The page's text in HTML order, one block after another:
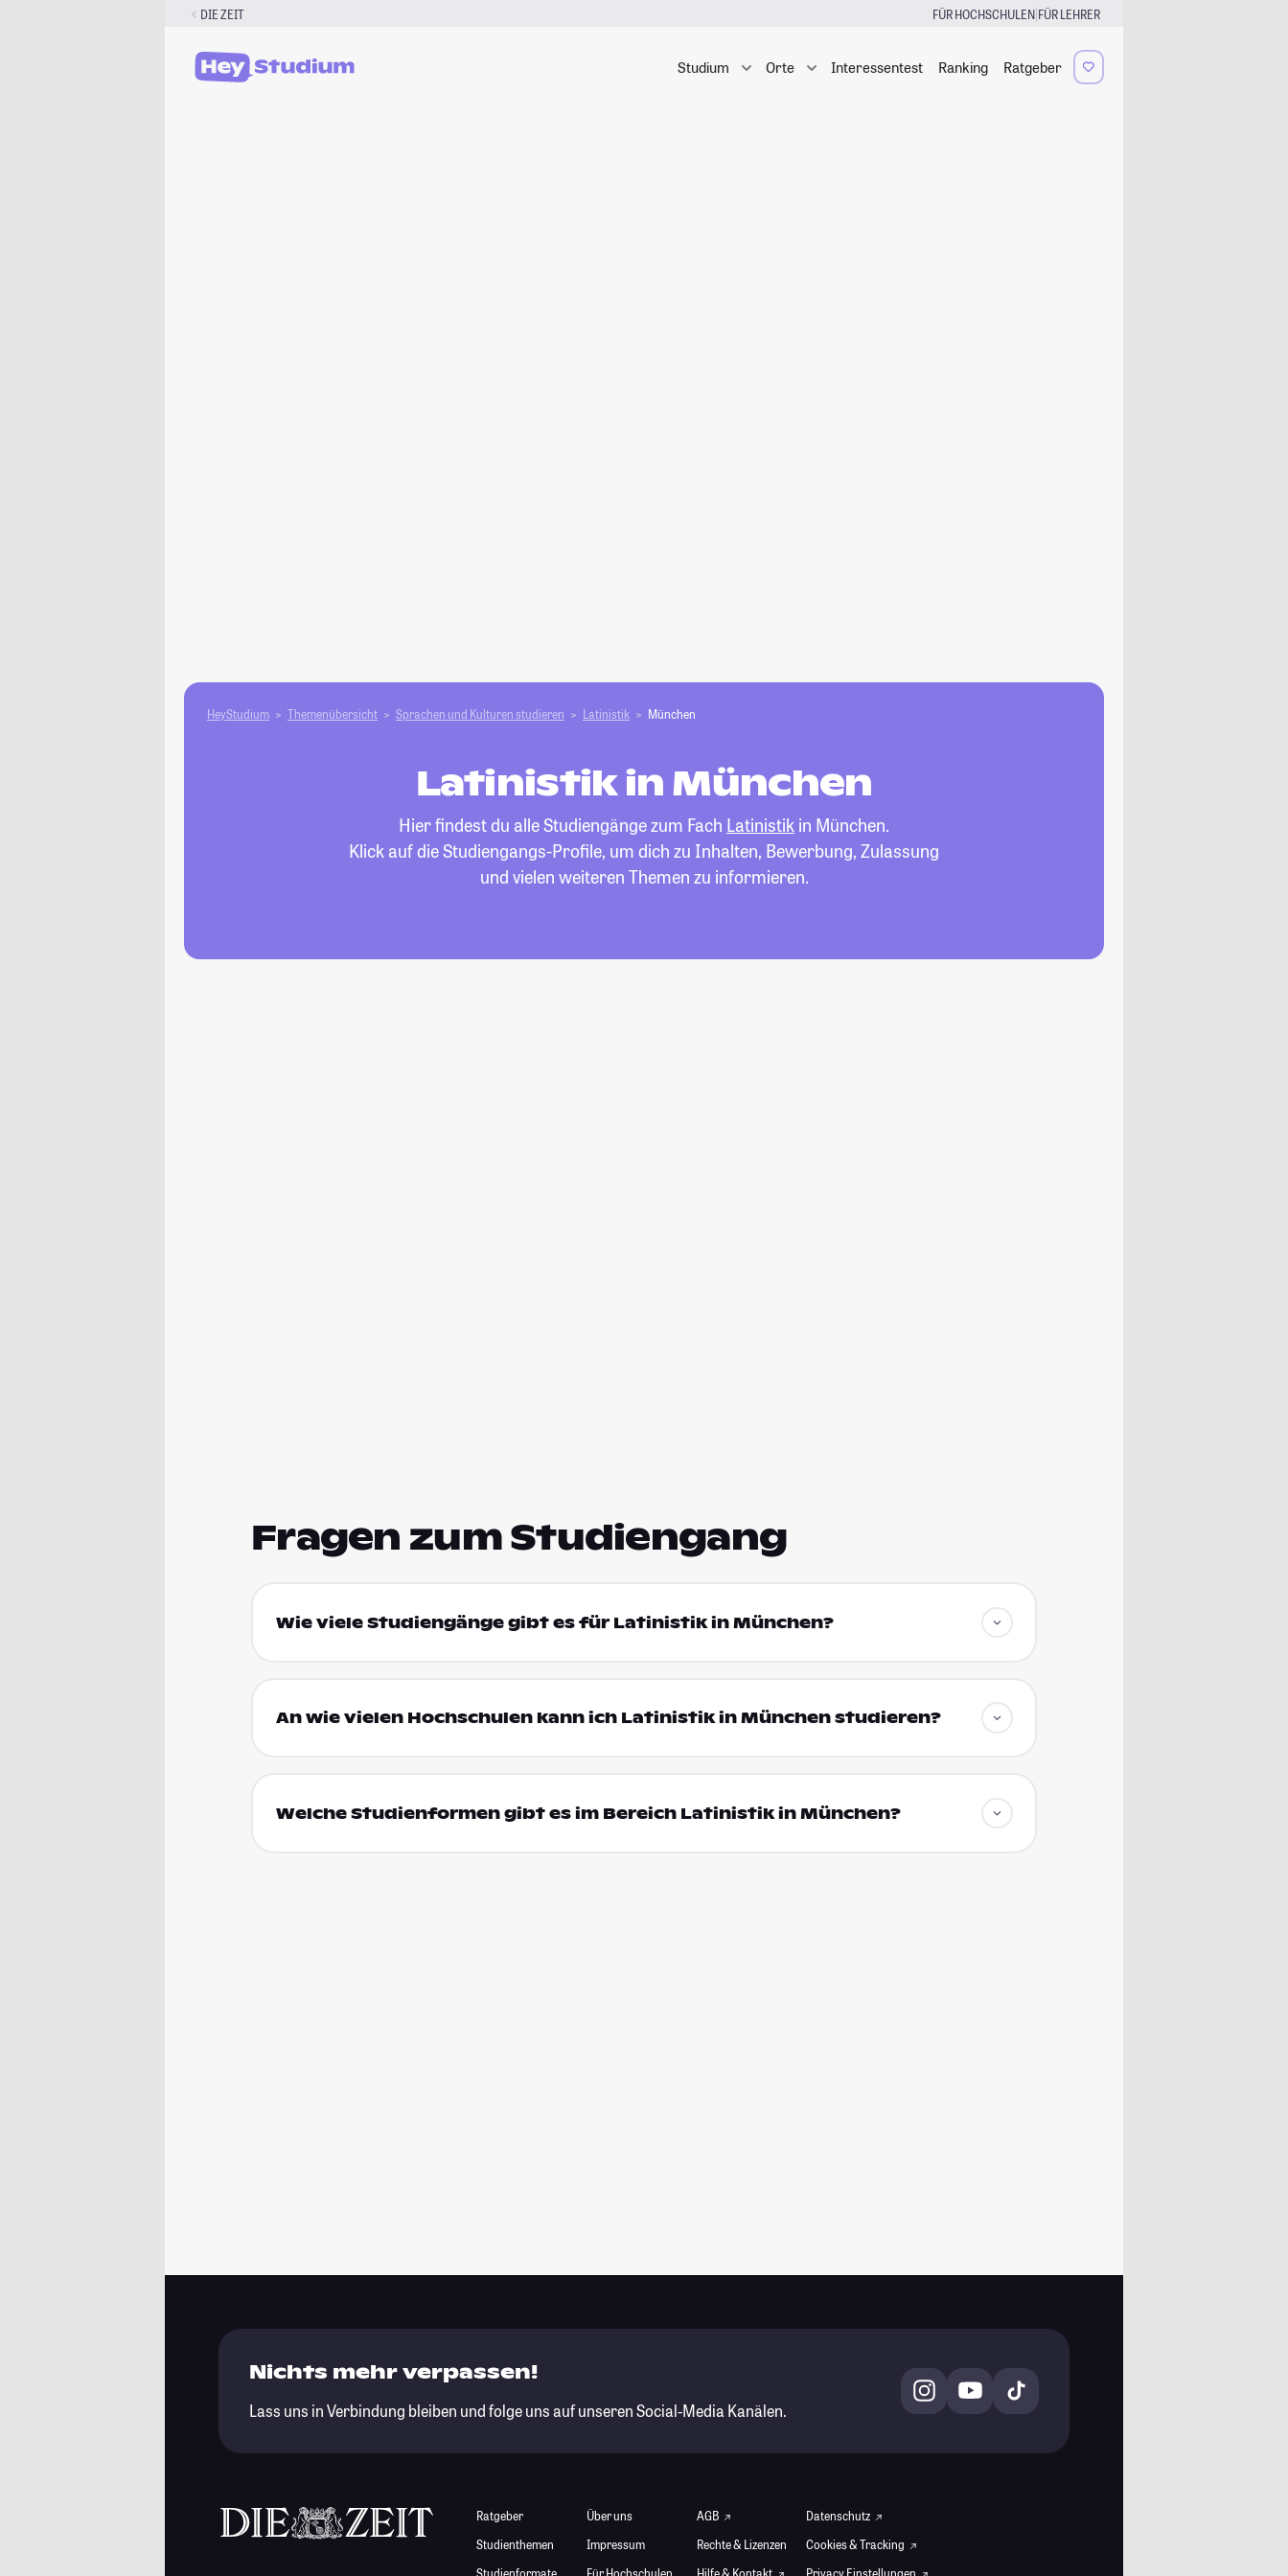
DIE ZEIT FÜR HOCHSCHULEN|FÜR LEHRER
Studium Orte Interessentest Ranking Ratgeber
HeyStudium Themenübersicht Sprachen und Kulturen studieren Latinistik München
Latinistik in München
Hier findest du alle Studiengänge zum Fach Latinistik in München.
Klick auf die Studiengangs-Profile, um dich zu Inhalten, Bewerbung, Zulassung
und vielen weiteren Themen zu informieren.
Fragen zum Studiengang
Wie viele Studiengänge gibt es für Latinistik in München?
An wie vielen Hochschulen kann ich Latinistik in München studieren?
Welche Studienformen gibt es im Bereich Latinistik in München?
Nichts mehr verpassen!
Lass uns in Verbindung bleiben und folge uns auf unseren Social-Media Kanälen.
Ratgeber
Studienthemen
Studienformate
Über uns
Impressum
Für Hochschulen
AGB
Rechte & Lizenzen
Hilfe & Kontakt
Datenschutz
Cookies & Tracking
Privacy Einstellungen